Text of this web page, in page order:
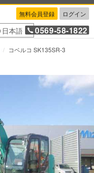
無料会員登録 ログイン
日本語 0569-58-1822
コベルコ SK135SR-3